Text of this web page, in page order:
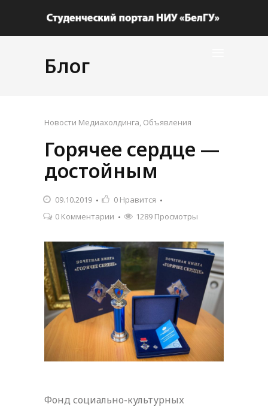
Блог
Новости Медиахолдинга, Объявления
Горячее сердце —
достойным
09.10.2019 0 Нравится
0 Комментарии
1289 Просмотры
Фонд социально-культурных